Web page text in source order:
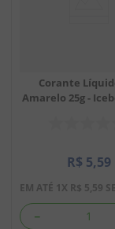
Corante
Amarelo 25g -
R$ 5,59
EM ATÉ 1X R$ 5,59
－